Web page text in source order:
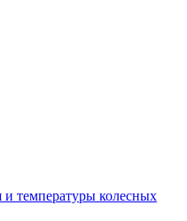
и температуры колесных